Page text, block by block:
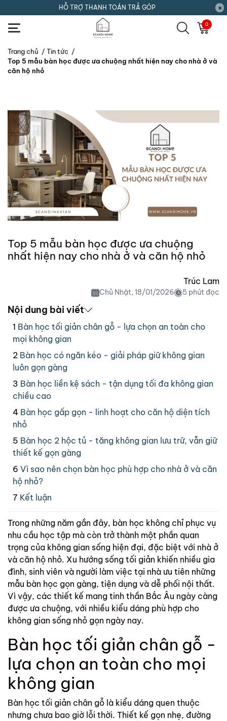
HỖ TRỢ THANH TOÁN TRẢ GÓP
0
Trang chủ / Tin tức /
Top 5 mẫu bàn học được ưa chuộng nhất hiện nay cho nhà ở và
căn hộ nhỏ
Top 5 mẫu bàn học được ưa chuộng
nhất hiện nay cho nhà ở và căn hộ nhỏ
Trúc Lam
Chủ Nhật, 18/01/2026 5 phút đọc
Nội dung bài viết
Bàn học tối giản chân gỗ - lựa chọn an toàn cho
mọi không gian
Bàn học có ngăn kéo - giải pháp giữ không gian
luôn gọn gàng
Bàn học liền kệ sách - tận dụng tối đa không gian
chiều cao
Bàn học gấp gọn - linh hoạt cho căn hộ diện tích
nhỏ
Bàn học 2 hộc tủ - tăng không gian lưu trữ, vẫn giữ
thiết kế gọn gàng
Vì sao nên chọn bàn học phù hợp cho nhà ở và căn
hộ nhỏ?
Kết luận
Trong những năm gần đây, bàn học không chỉ phục vụ
nhu cầu học tập mà còn trở thành một phần quan
trọng của không gian sống hiện đại, đặc biệt với nhà ở
và căn hộ nhỏ. Xu hướng sống tối giản khiến nhiều gia
đình, sinh viên và người làm việc tại nhà ưu tiên những
mẫu bàn học gọn gàng, tiện dụng và dễ phối nội thất.
Vì vậy, các thiết kế mang tinh thần Bắc Âu ngày càng
được ưa chuộng, với nhiều kiểu dáng phù hợp cho
không gian sống nhỏ gọn ngày nay.
Bàn học tối giản chân gỗ -
lựa chọn an toàn cho mọi
không gian
Bàn học tối giản chân gỗ là kiểu dáng quen thuộc
nhưng chưa bao giờ lỗi thời. Thiết kế gọn nhẹ, đường